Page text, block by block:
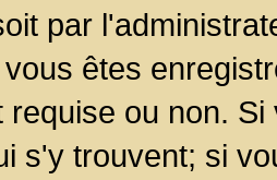
par
êtes
requise ou non.
s'y trouvent; si